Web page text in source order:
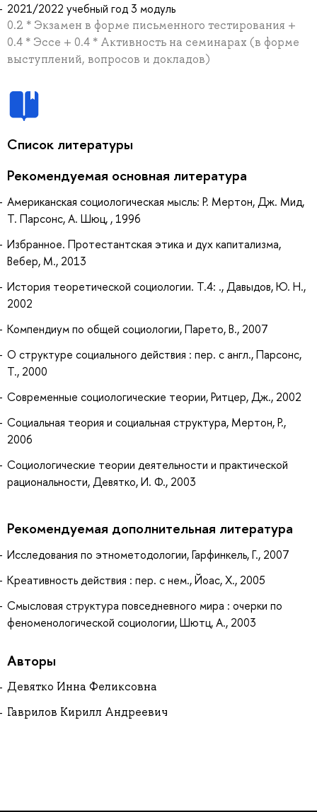
2021/2022 учебный год 3 модуль
0.2 * Экзамен в форме письменного тестирования +
0.4 * Эссе + 0.4 * Активность на семинарах (в форме
выступлений, вопросов и докладов)
Список литературы
Рекомендуемая основная литература
Американская социологическая мысль: Р. Мертон, Дж. Мид,
Т. Парсонс, А. Шюц, , 1996
Избранное. Протестантская этика и дух капитализма,
Вебер, М., 2013
История теоретической социологии. Т.4: ., Давыдов, Ю. Н.,
2002
Компендиум по общей социологии, Парето, В., 2007
О структуре социального действия : пер. с англ., Парсонс,
Т., 2000
Современные социологические теории, Ритцер, Дж., 2002
Социальная теория и социальная структура, Мертон, Р.,
2006
Социологические теории деятельности и практической
рациональности, Девятко, И. Ф., 2003
Рекомендуемая дополнительная литература
Исследования по этнометодологии, Гарфинкель, Г., 2007
Креативность действия : пер. с нем., Йоас, Х., 2005
Смысловая структура повседневного мира : очерки по
феноменологической социологии, Шютц, А., 2003
Авторы
Девятко Инна Феликсовна
Гаврилов Кирилл Андреевич